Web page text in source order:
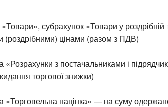
субрахунок «Товари у роздрібній
(роздрібними) цінами (разом з ПДВ)
«Розрахунки з постачальниками і
торгової знижки)
«Торговельна націнка» — на суму